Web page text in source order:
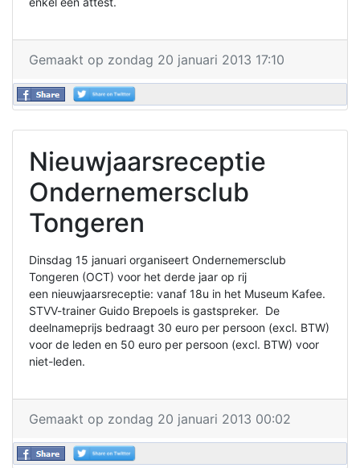
Gemaakt op zondag 20 januari 2013 17:10
Nieuwjaarsreceptie
Ondernemersclub
Tongeren
Dinsdag 15 januari organiseert Ondernemersclub
Tongeren (OCT) voor het derde jaar op rij
een nieuwjaarsreceptie: vanaf 18u in het Museum Kafee.
STVV-trainer Guido Brepoels is gastspreker. De
deelnameprijs bedraagt 30 euro per persoon (excl. BTW)
voor de leden en 50 euro per persoon (excl. BTW) voor
niet-leden.
Gemaakt op zondag 20 januari 2013 00:02